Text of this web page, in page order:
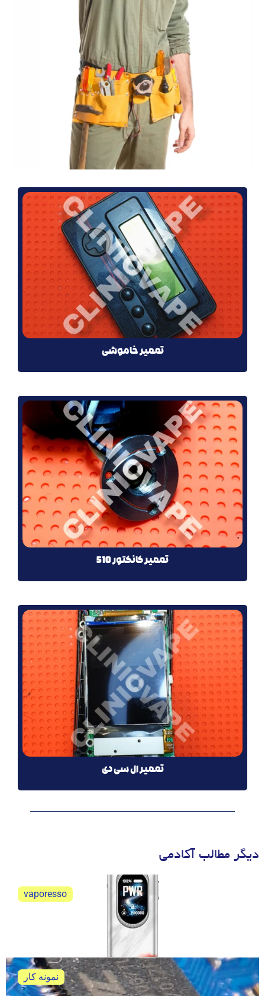
تعمیر خاموشی
تعمیر کانکتور 510
تعمیر ال سی دی
دیگر مطالب آکادمی
vaporesso
ویپرسو اکسراس 6 نقد و بررسی
نمونه کار